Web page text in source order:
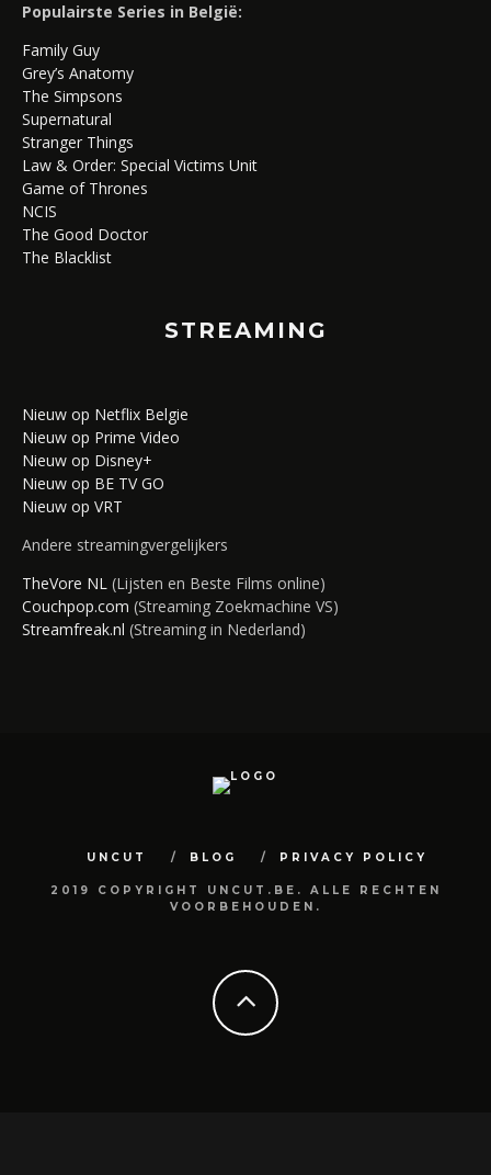
Populairste Series in België:
Family Guy
Grey’s Anatomy
The Simpsons
Supernatural
Stranger Things
Law & Order: Special Victims Unit
Game of Thrones
NCIS
The Good Doctor
The Blacklist
STREAMING
Nieuw op Netflix Belgie
Nieuw op Prime Video
Nieuw op Disney+
Nieuw op BE TV GO
Nieuw op VRT
Andere streamingvergelijkers
TheVore NL (Lijsten en Beste Films online)
Couchpop.com (Streaming Zoekmachine VS)
Streamfreak.nl (Streaming in Nederland)
UNCUT BLOG PRIVACY POLICY
2019 COPYRIGHT UNCUT.BE. ALLE RECHTEN
VOORBEHOUDEN.